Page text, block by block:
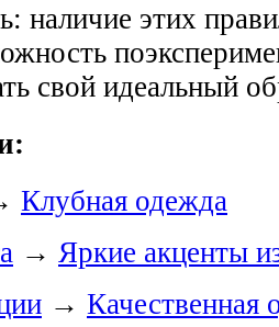
наличие этих
свой идеальный
Клубная одежда
→ Яркие акценты
→ Качественная